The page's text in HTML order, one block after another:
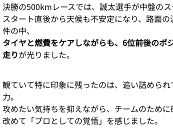
決勝の500kmレースでは、誠太選手が中盤のス
スタート直後から天候も不安定になり、路面
件の中、
タイヤと燃費をケアしながらも、6位前後のポ
走りが光りました。
観ていて特に印象に残ったのは、追い詰めら
力。
攻めたい気持ちを抑えながら、チームのために
改めて「プロとしての覚悟」を感じました。